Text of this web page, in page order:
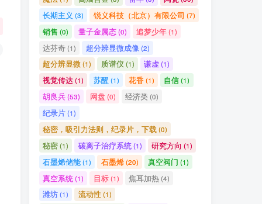
长期主义 (3) 锐义科技（北京）有限公司 (7)
销售 (0) 量子金属态(0) 追梦少年(1)
达芬奇(1) 超分辨显微成像 (2)
超分辨显微(1) 质谱仪 (1) 谦虚(1)
视觉传达(1) 苏醒 (1) 花香(1) 自信(1)
胡良兵(53) 网盘 (0) 经济类(0)
纪录片(1)
秘密，吸引力法则，纪录片，下载(0)
秘密(1) 碳离子治疗系统(1) 研究方向 (1)
石墨烯储能(1) 石墨烯(20) 真空阀门 (1)
真空系统(1) 目标(1) 焦耳加热(4)
潍坊(1) 流动性 (1)